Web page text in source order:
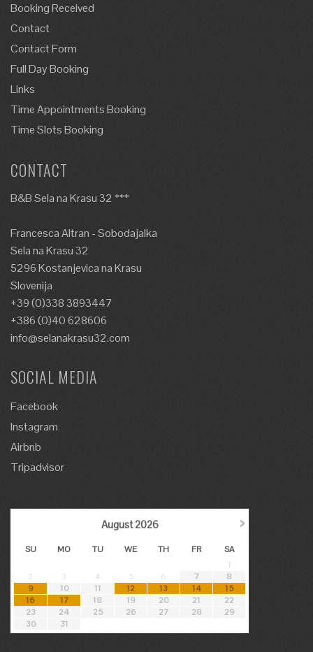
Booking Received
Contact
Contact Form
Full Day Booking
Links
Time Appointments Booking
Time Slots Booking
CONTACT
B&B Sela na Krasu 32 ***
Francesca Altran - Sobodajalka
Sela na Krasu 32
5296 Kostanjevica na Krasu
Slovenija
+39 (0)338 3893447
+386 (0)40 628606
info@selanakrasu32.com
SOCIAL MEDIA
Facebook
Instagram
Airbnb
Tripadvisor
›
August2026
SU MO TU WE TH FR
SA
1
2
3 4 5 6 7
8
9
10 11 12 13 14
15
16
17 18 19 20 21
22
23
24 25 26 27 28
29
30
31